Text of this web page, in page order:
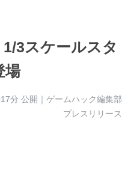
3スケールスタ
場
分 公開｜ゲームハック編集部
プレスリリース